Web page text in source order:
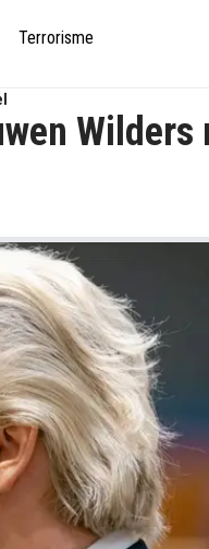
Terrorisme
Wilders